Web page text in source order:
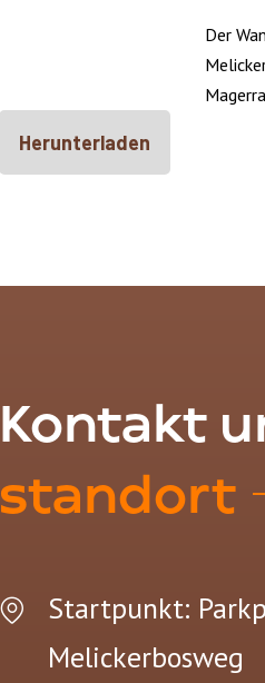
Der
Herunterladen
Kontakt
standort
Startpunkt:
Melickerbosweg